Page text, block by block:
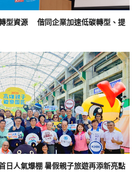
型資源 偕同企業加速低碳轉型、提
日人氣爆棚 暑假親子旅遊再添新亮點